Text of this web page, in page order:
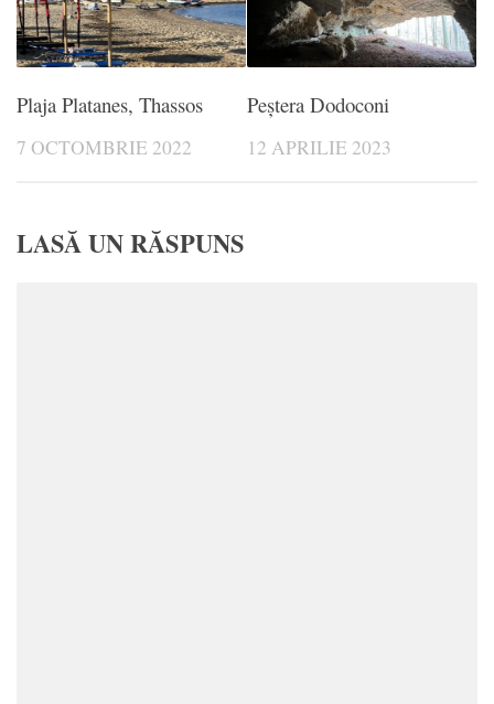
Plaja Platanes, Thassos
7 OCTOMBRIE 2022
Peștera Dodoconi
12 APRILIE 2023
LASĂ UN RĂSPUNS